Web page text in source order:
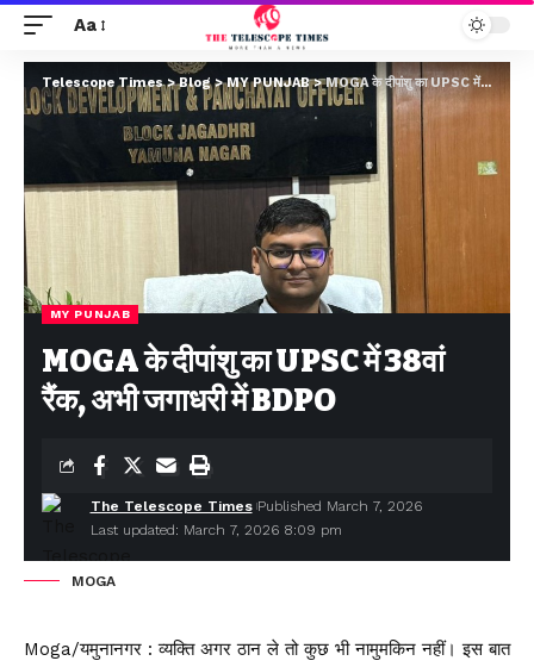
Aa
Telescope Times>Blog>MY PUNJAB>MOGA के दीपांशु का UPSC में 38वां रैंक, अभी जगाधरी में BDPO
MY PUNJAB
MOGA के दीपांशु का UPSC में 38वां
रैंक, अभी जगाधरी में BDPO
Last updated: March 7, 2026 8:09 pm
The Telescope Times Published March 7, 2026
MOGA
Moga/यमुनानगर : व्यक्ति अगर ठान ले तो कुछ भी नामुमकिन नहीं। इस बात